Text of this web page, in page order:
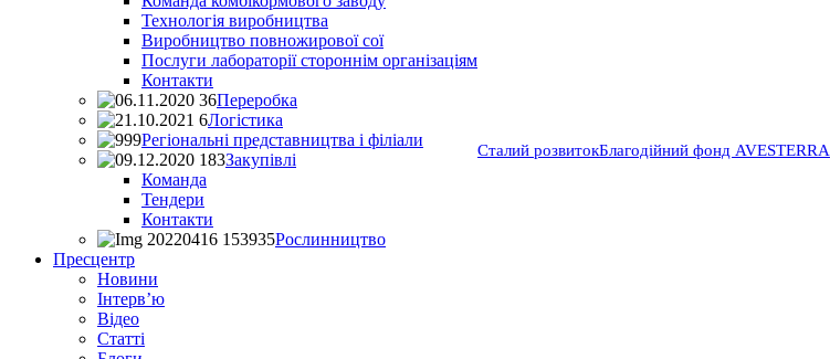
Технологія виробництва
Виробництво повножирової сої
Послуги лабораторії стороннім організаціям
Контакти
Переробка
Логістика
Регіональні представництва і філіали
Закупівлі
Команда
Тендери
Контакти
Рослинництво
Пресцентр
Новини
Інтерв’ю
Відео
Статті
Сталий розвитокБлагодійний фонд AVESTERRA